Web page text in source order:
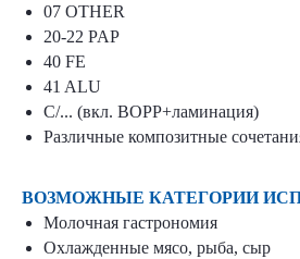
07 OTHER
20-22 PAP
40 FE
41 ALU
С/... (вкл. BOPP+ламинация)
Различные композитные
ВОЗМОЖНЫЕ КАТЕГОРИИ
Молочная гастрономия
Охлажденные мясо, рыба, сыр